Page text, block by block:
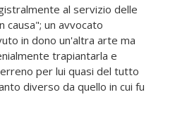
al servizio delle
un avvocato
in dono un'altra arte ma
trapiantarla e
per lui quasi del tutto
diverso da quello in cui fu